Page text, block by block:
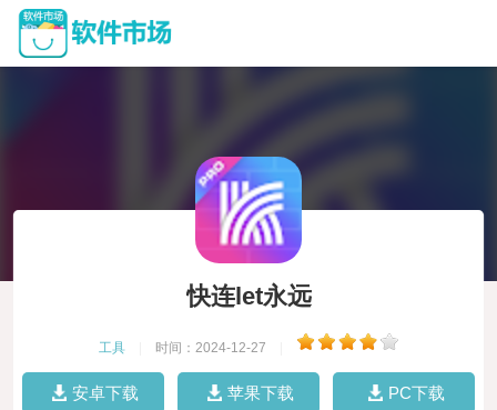
快连let永远
工具 时间：2024-12-27
安卓下载 苹果下载 PC下载